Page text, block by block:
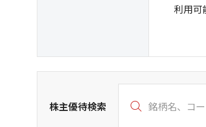
利用可
（
株主優待検索